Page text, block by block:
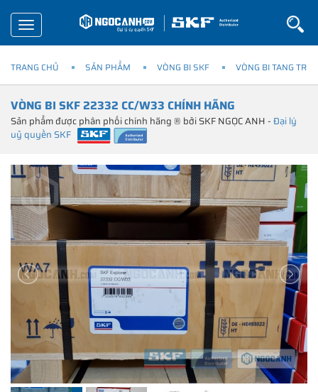
Toggle
navigation
TRANG CHỦ SẢN PHẨM VÒNG BI SKF VÒNG BI TANG
VÒNG BI SKF 22332 CC/W33 CHÍNH HÃNG
Sản phẩm được phân phối chính hãng ® bởi SKF NGỌC ANH -Đại lý
uỷ quyền SKF